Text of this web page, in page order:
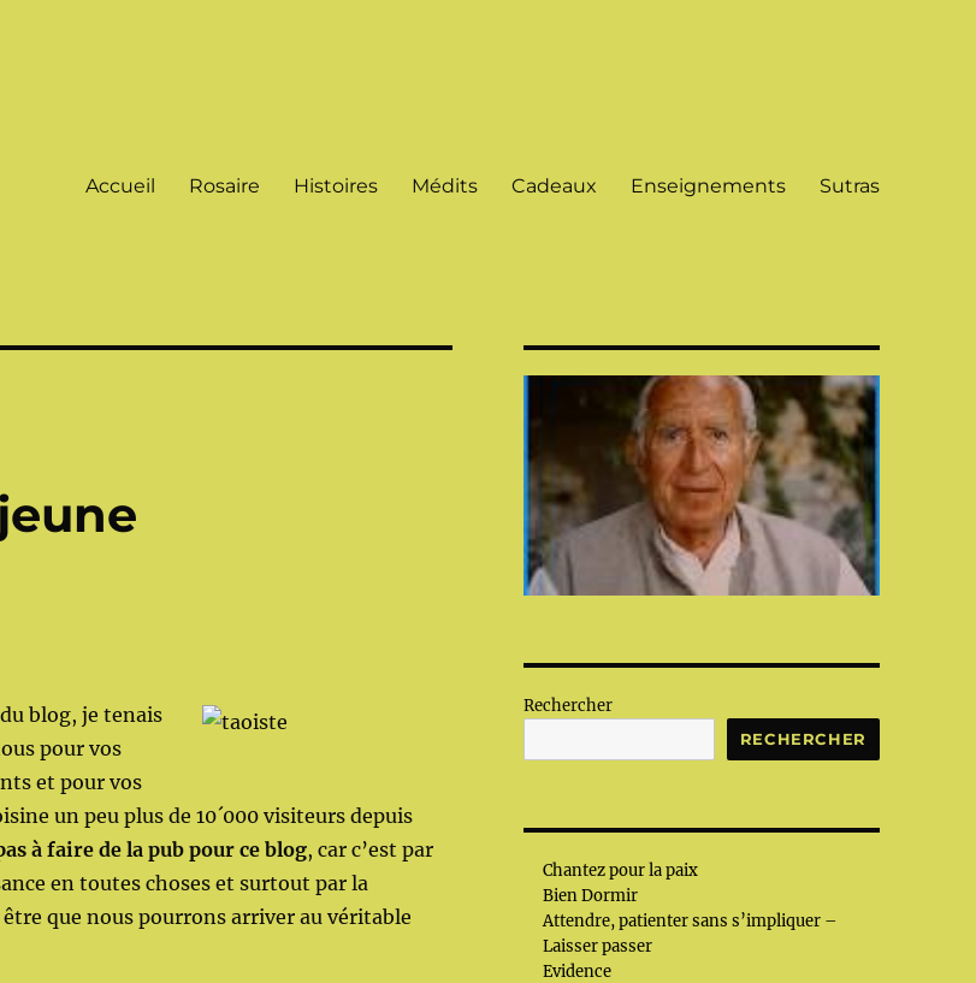
Accueil Rosaire Histoires Médits Cadeaux Enseignements Sutras
blog, je tenais
pour vos
et pour vos
un peu plus de 10´000 visiteurs depuis
à faire de la pub pour ce blog, car c’est par
en toutes choses et surtout par la
que nous pourrons arriver au véritable
Rechercher
RECHERCHER
Chantez pour la paix
Bien Dormir
Attendre, patienter sans s’impliquer –
Laisser passer
Evidence